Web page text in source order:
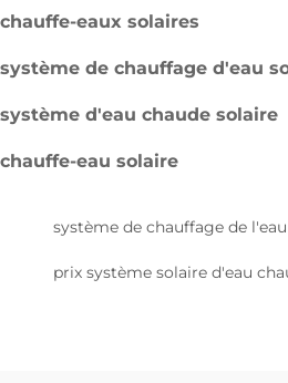
chauffe-eaux solaires
système de chauffage d'eau
système d'eau chaude solaire
chauffe-eau solaire
système de chauffage de
prix système solaire d'eau